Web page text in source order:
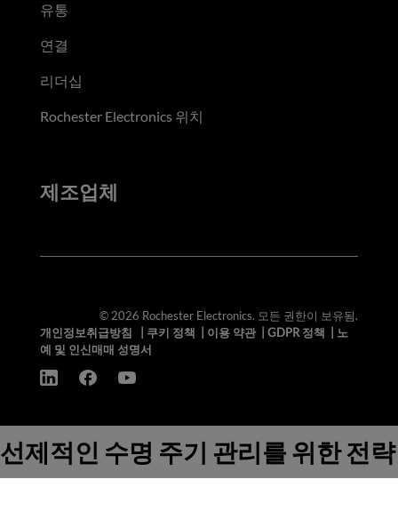
유통
연결
리더십
Rochester Electronics 위치
제조업체
© 2026 Rochester Electronics. 모든 권한이 보유됨.
개인정보취급방침
쿠키 정책 이용 약관| GDPR 정책
노
예 및 인신매매 성명서
선제적인 수명 주기 관리를 위한 전략